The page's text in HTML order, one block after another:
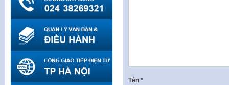
Tên *